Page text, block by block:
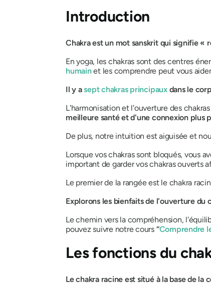
Introduction
Chakra est un mot sanskrit qui signifie «
En yoga, les chakras sont des centres
humainet les comprendre peut vous
Il y asept chakras principauxdans le
L'harmonisation et l'ouverture des
meilleure santé et d'une connexion plus
De plus, notre intuition est aiguisée et
Lorsque vos chakras sont bloqués, vous
important de garder vos chakras ouverts
Le premier de la rangée est le chakra
Explorons les bienfaits de l'ouverture du
Le chemin vers la compréhension,
pouvez suivre notre cours “Comprendre
Les fonctions du
Le chakra racine est situé à la base de la